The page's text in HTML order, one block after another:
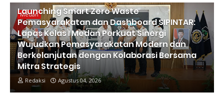
Medan
Launching Smart Zero Waste
Pemasyarakatan dan Dashboard SIPINTAR:
Lapas Kelas I Medan Perkuat Sinergi
Wujudkan Pemasyarakatan Modern dan
Berkelanjutan dengan Kolaborasi Bersama
Mitra Strategis
Redaksi Agustus 04, 2026